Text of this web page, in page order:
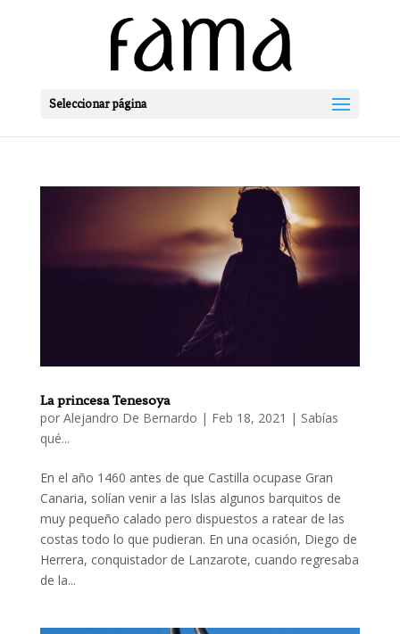
Seleccionar página
La princesa Tenesoya
por Alejandro De Bernardo | Feb 18, 2021 | Sabías
qué...
En el año 1460 antes de que Castilla ocupase Gran
Canaria, solían venir a las Islas algunos barquitos de
muy pequeño calado pero dispuestos a ratear de las
costas todo lo que pudieran. En una ocasión, Diego de
Herrera, conquistador de Lanzarote, cuando regresaba
de la...